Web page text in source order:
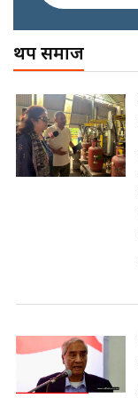
थप समाज